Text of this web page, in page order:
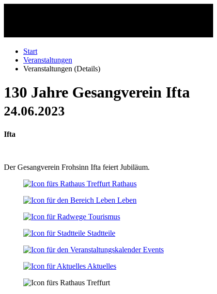
Start
Veranstaltungen
Veranstaltungen (Details)
130 Jahre Gesangverein Ifta
24.06.2023
Ifta
Der Gesangverein Frohsinn Ifta feiert Jubiläum.
Rathaus
Leben
Tourismus
Stadtteile
Events
Aktuelles